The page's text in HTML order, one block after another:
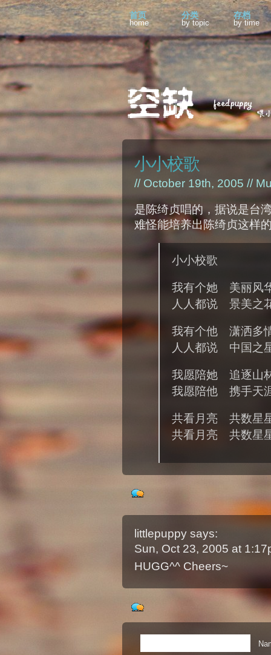
首页
home
分类
by topic
存档
by time
小小校歌
// October 19th, 2005 //
是陈绮贞唱的，据说是台
难怪能培养出陈绮贞这样
小小校歌
我有个她 美丽风
人人都说 景美之
我有个他 潇洒多
人人都说 中国之
我愿陪她 追逐山
我愿陪他 携手天
共看月亮 共数星
共看月亮 共数星
littlepuppy says:
Sun, Oct 23, 2005 at
HUGG^^ Cheers~